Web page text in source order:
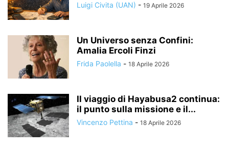
Luigi Civita (UAN) - 19 Aprile 2026
Un Universo senza Confini:
Amalia Ercoli Finzi
Frida Paolella - 18 Aprile 2026
Il viaggio di Hayabusa2 continua:
il punto sulla missione e il...
Vincenzo Pettina - 18 Aprile 2026